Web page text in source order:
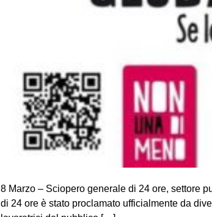
8 Marzo – Sciopero generale di 24 ore, settore
di 24 ore è stato proclamato ufficialmente da